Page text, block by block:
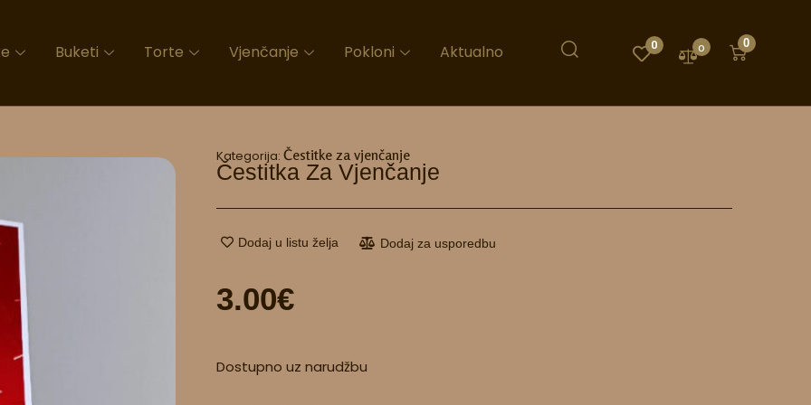
Buketi Torte Vjenčanje Pokloni Aktualno 0 0 0
Kategorija: Čestitke za vjenčanje
Čestitka Za Vjenčanje
Dodaj u listu želja Dodaj za usporedbu
3.00€
Dostupno uz narudžbu
za